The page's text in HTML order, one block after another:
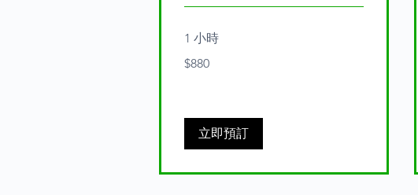
1 小時
Australian
$880
立即預訂